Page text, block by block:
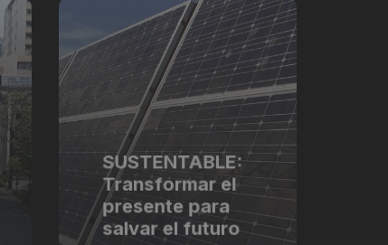
SUSTENTABLE:
Transformar el
presente para
salvar el futuro